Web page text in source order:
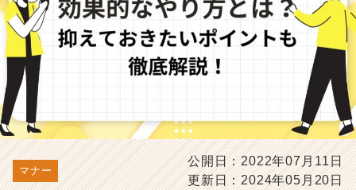
た
ポ
イ
ン
徹
マナー
公開日：2022年07月11日
更新日：2024年05月20日